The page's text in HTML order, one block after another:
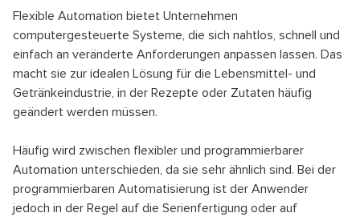
Flexible Automation bietet Unternehmen
computergesteuerte Systeme, die sich nahtlos, schnell und
einfach an veränderte Anforderungen anpassen lassen. Das
macht sie zur idealen Lösung für die Lebensmittel- und
Getränkeindustrie, in der Rezepte oder Zutaten häufig
geändert werden müssen.
Häufig wird zwischen flexibler und programmierbarer
Automation unterschieden, da sie sehr ähnlich sind. Bei der
programmierbaren Automatisierung ist der Anwender
jedoch in der Regel auf die Serienfertigung oder auf